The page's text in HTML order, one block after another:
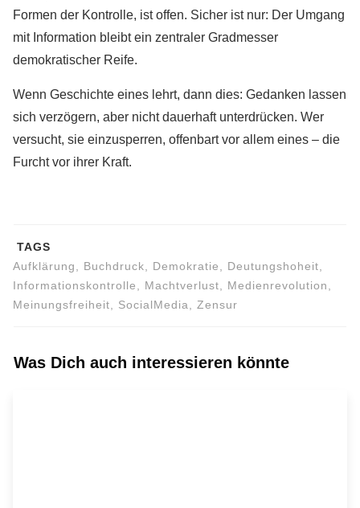
Formen der Kontrolle, ist offen. Sicher ist nur: Der Umgang
mit Information bleibt ein zentraler Gradmesser
demokratischer Reife.
Wenn Geschichte eines lehrt, dann dies: Gedanken lassen
sich verzögern, aber nicht dauerhaft unterdrücken. Wer
versucht, sie einzusperren, offenbart vor allem eines – die
Furcht vor ihrer Kraft.
TAGS
Aufklärung, Buchdruck, Demokratie, Deutungshoheit,
Informationskontrolle, Machtverlust, Medienrevolution,
Meinungsfreiheit, SocialMedia, Zensur
Was Dich auch interessieren könnte